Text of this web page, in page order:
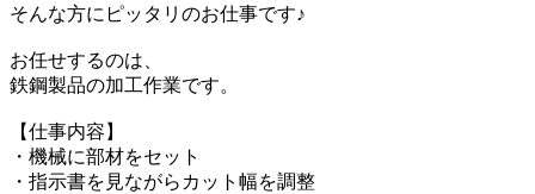
そんな方にピッタリのお仕事です♪
お任せするのは、
鉄鋼製品の加工作業です。
【仕事内容】
・機械に部材をセット
・指示書を見ながらカット幅を調整